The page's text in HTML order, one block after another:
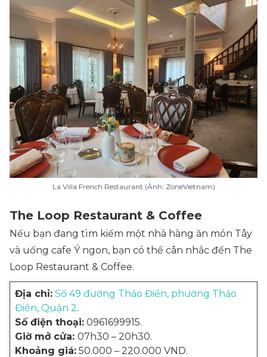
La Villa French Restaurant (Ảnh: ZoneVietnam)
The Loop Restaurant & Coffee
Nếu bạn đang tìm kiếm một nhà hàng ăn món Tây
và uống cafe Ý ngon, bạn có thể cân nhắc đến The
Loop Restaurant & Coffee.
Địa chỉ: Số 49 đường Thảo Điền, phường Thảo
Điền, Quận 2.
Số điện thoại: 0961699915.
Giờ mở cửa: 07h30 – 20h30.
Khoảng giá: 50.000 – 220.000 VND.